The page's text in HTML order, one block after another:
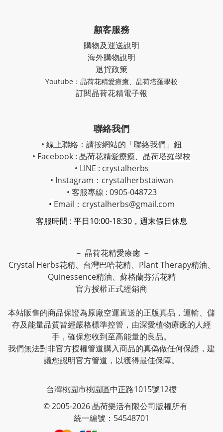
顧客服務
購物及運送說明
海外購物說明
退貨政策
Youtube： 晶荷花精愛療癒 晶荷塔羅學校
訂閱晶荷花精電子報
聯絡我們
• 線上聯絡：請按網站的「聯絡我們」鈕
• Facebook : 晶荷花精愛療癒、 晶荷塔羅學校
• LINE : crystalherbs
• Instagram： crystalherbstaiwan
• 客服專線 : 0905-048723
• Email：crystalherbs@gmail.com
客服時間 : 平日10:00-18:30，週末假日休息
－ 晶荷花精愛療癒 －
Crystal Herbs花精、台灣巴哈花精、Plant Therapy精油、
Quinessence精油、蘇格蘭芬活花精
官方授權正式經銷商
本站販售的商品保證為原廠空運直送的正版真品，運輸、儲
存及能量品質皆經嚴格標準控管，由深愛植物療癒的人經
手，確保您收到至高能量的良品。
我們無法對非官方授權管道購入商品的真偽做任何保證，建
議您認明官方管道，以獲得最佳保障。
台灣桃園市桃園區中正路1015號12樓
© 2005-2026 晶荷樂活有限公司版權所有
統一編號：54548701